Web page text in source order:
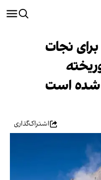
نجات
شده است
اشتراک‌گذاری